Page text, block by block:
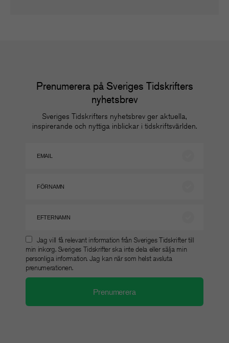
Prenumerera på Sveriges Tidskrifters
nyhetsbrev
Sveriges Tidskrifters nyhetsbrev ger aktuella,
inspirerande och nyttiga inblickar i tidskriftsvärlden.
Jag vill få relevant information från Sveriges Tidskrifter till
min inkorg. Sveriges Tidskrifter ska inte dela eller sälja min
personliga information. Jag kan när som helst avsluta
prenumerationen.